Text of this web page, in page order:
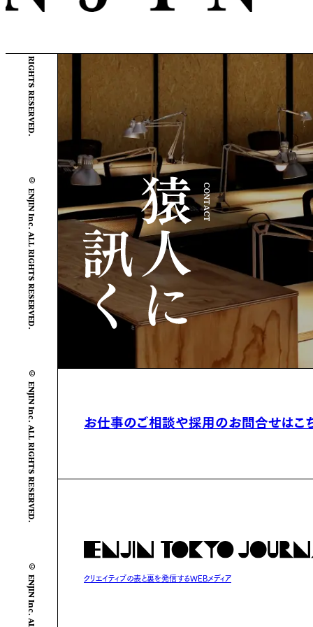
© ENJIN Inc. ALL RIGHTS RESERVED.
© ENJIN Inc. ALL RIGHTS RESERVED.
© ENJIN Inc. ALL RIGHTS RESERVED.
CONTACT
お仕事のご相談や採用のお問合せはこ
クリエイティブの表と裏を発信するWEBメディア